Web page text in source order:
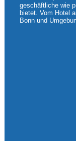
geschäftliche wie
bietet. Vom Hotel
Bonn und